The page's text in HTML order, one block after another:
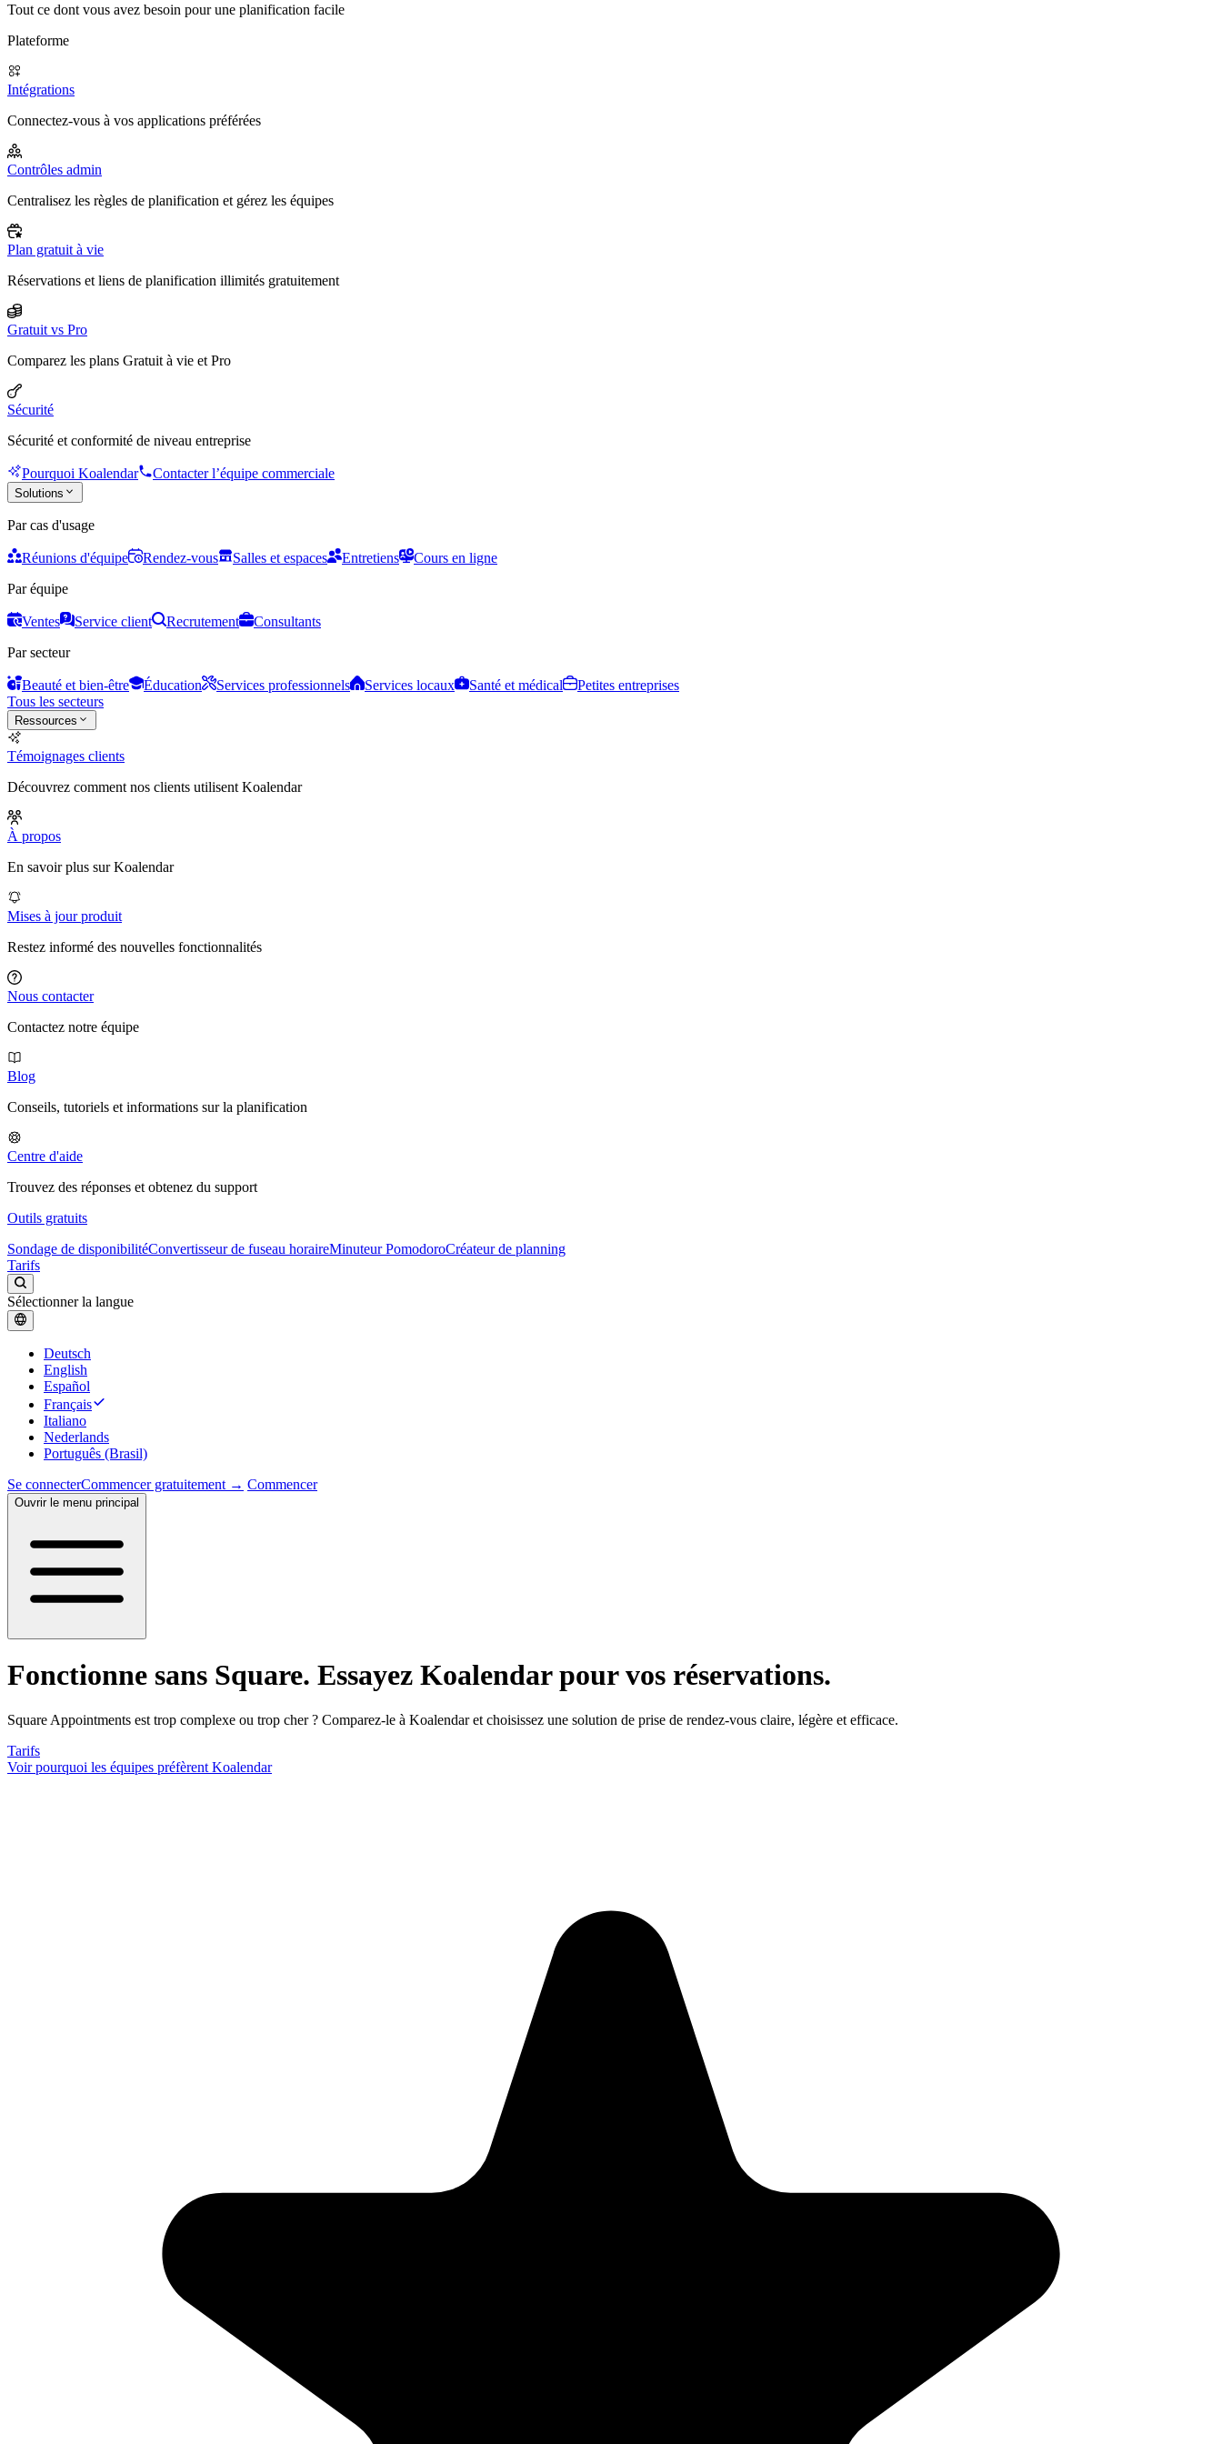
Tout ce dont vous avez besoin pour une planification facile
Plateforme
Intégrations
Connectez-vous à vos applications préférées
Contrôles admin
Centralisez les règles de planification et gérez les équipes
Plan gratuit à vie
Réservations et liens de planification illimités gratuitement
Gratuit vs Pro
Comparez les plans Gratuit à vie et Pro
Sécurité
Sécurité et conformité de niveau entreprise
Pourquoi Koalendar Contacter l’équipe commerciale
Solutions
Par cas d'usage
Réunions d'équipe Rendez-vous Salles et espaces Entretiens
Cours en ligne
Par équipe
Ventes Service client Recrutement
Consultants
Par secteur
Beauté et bien-être Éducation Services professionnels Services locaux Santé et médical
Petites entreprises
Tous les secteurs
Ressources
Témoignages clients
Découvrez comment nos clients utilisent Koalendar
À propos
En savoir plus sur Koalendar
Mises à jour produit
Restez informé des nouvelles fonctionnalités
Nous contacter
Contactez notre équipe
Blog
Conseils, tutoriels et informations sur la planification
Centre d'aide
Trouvez des réponses et obtenez du support
Outils gratuits
Sondage de disponibilitéConvertisseur de fuseau horaireMinuteur PomodoroCréateur de planning
Tarifs
Sélectionner la langue
Deutsch
English
Español
Français
Italiano
Nederlands
Português (Brasil)
Se connecterCommencer gratuitement → Commencer
Ouvrir le menu principal
Fonctionne sans Square. Essayez Koalendar pour vos réservations.
Square Appointments est trop complexe ou trop cher ? Comparez-le à Koalendar et choisissez une solution de prise de rendez-vous claire, légère et efficace.
Tarifs
Voir pourquoi les équipes préfèrent Koalendar